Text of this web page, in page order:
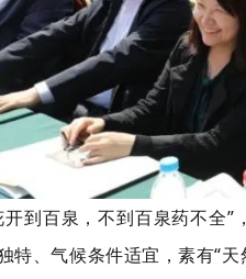
开到百泉，不到百泉药不全
特、气候条件适宜，素有“